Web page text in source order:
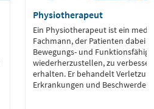
Physiotherapeut
Ein Physiotherapeut ist ein
Fachmann, der Patienten dabei
Bewegungs- und
wiederherzustellen, zu
erhalten. Er behandelt
Erkrankungen und Beschwerden